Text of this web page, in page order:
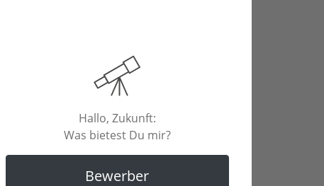
Hallo, Zukunft:
Was bietest Du mir?
Bewerber